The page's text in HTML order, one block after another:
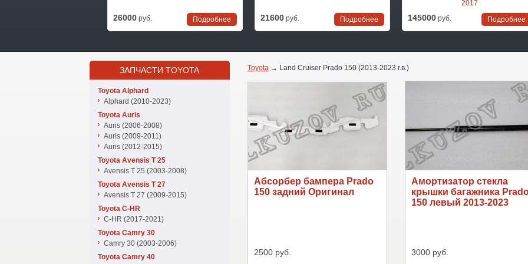
26000 руб. Подробнее 21600 руб. Подробнее
2017
145000 руб. Подробнее
Toyota→ Land Cruiser Prado 150 (2013-2023 г.в.)
Абсорбер бампера Prado
150 задний Оригинал
2500 руб.
Амортизатор стекла
крышки багажника
150 левый 2013-2023
3000 руб.
ЗАПЧАСТИ TOYOTA
Toyota Alphard
Alphard (2010-2023)
Toyota Auris
Auris (2006-2008)
Auris (2009-2011)
Auris (2012-2015)
Toyota Avensis T 25
Avensis T 25 (2003-2008)
Toyota Avensis T 27
Avensis T 27 (2009-2015)
Toyota C-HR
C-HR (2017-2021)
Toyota Camry 30
Camry 30 (2003-2006)
Toyota Camry 40